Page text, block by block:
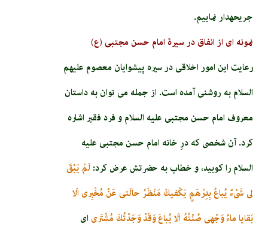
جريحه‏دار نماييم.
نمونه ای از انفاق در سیرۀ امام حسن مجتبی (ع)
رعايت اين امور اخلاقى در سيره پيشوايان معصوم عليهم
السلام به روشنى آمده است. از جمله مى ‏توان به داستان
معروف امام‏ حسن‏ مجتبى عليه السلام و فرد فقير اشاره
كرد. آن شخصى که درِ خانه امام حسن مجتبى عليه
السلام را كوبيد، و خطاب به حضرتش عرض كرد: لَمْ يَبْقَ
لى‏ شَىْ‏ءٌ يُباعُ بِدِرْهَمٍ‏ يَكْفيكَ مَنْظَرُ حالَتى‏ عَنْ مُخْبِرى‏ الّا
بَقايا ماءُ وَجْهى‏ صُنْتُهُ‏ الّا يُباعَ وَقَدْ وَجَدْتُكَ مُشْتَرى‏ اى